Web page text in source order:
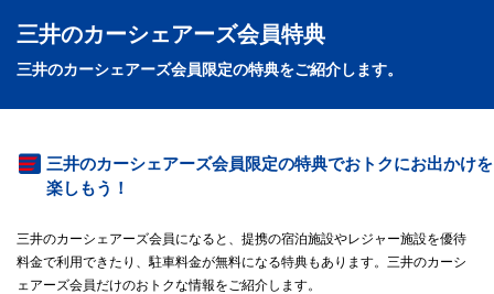
三井のカーシェアーズ会員特典
三井のカーシェアーズ会員限定の特典をご紹介します。
三井のカーシェアーズ会員限定の特典でおトクにお出かけを
楽しもう！
三井のカーシェアーズ会員になると、提携の宿泊施設やレジャー施設を優待
料金で利用できたり、駐車料金が無料になる特典もあります。三井のカーシ
ェアーズ会員だけのおトクな情報をご紹介します。